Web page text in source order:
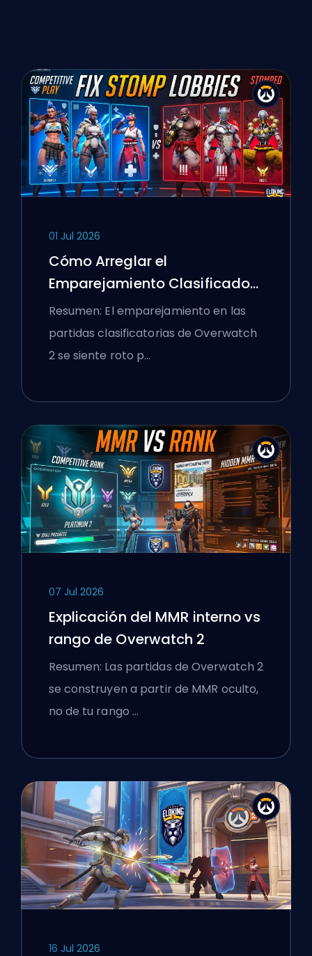
01 Jul 2026
Cómo Arreglar el
Emparejamiento Clasificado
de Overwatch 2 y los Lobbies
Aplastantes
Resumen: El emparejamiento en las
partidas clasificatorias de Overwatch
2 se siente roto p…
07 Jul 2026
Explicación del MMR interno vs
rango de Overwatch 2
Resumen: Las partidas de Overwatch 2
se construyen a partir de MMR oculto,
no de tu rango …
16 Jul 2026